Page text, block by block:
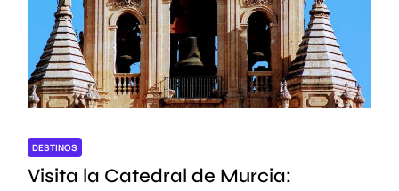
DESTINOS
Visita la Catedral de Murcia: